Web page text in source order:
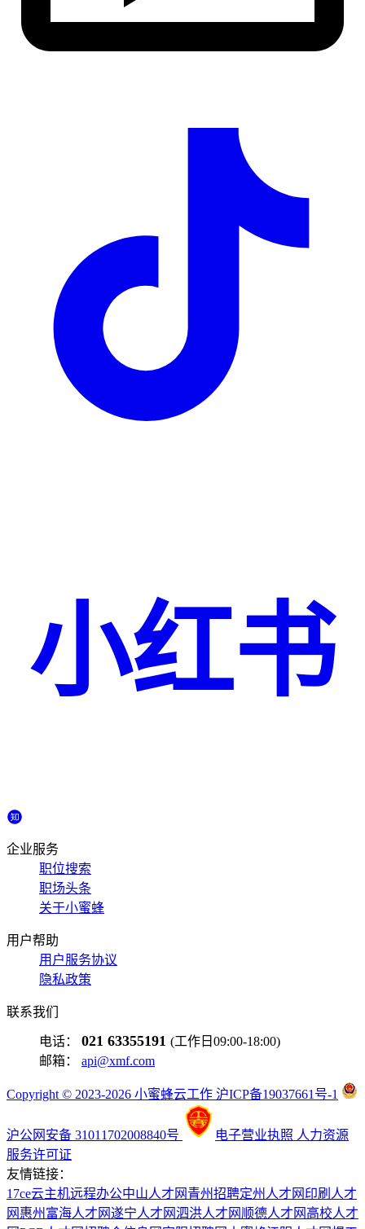
小红书
企业服务
职位搜索
职场头条
关于小蜜蜂
用户帮助
用户服务协议
隐私政策
联系我们
电话： 021 63355191 (工作日09:00-18:00)
邮箱： api@xmf.com
Copyright © 2023-2026 小蜜蜂云工作 沪ICP备19037661号-1
沪公网安备 31011702008840号 电子营业执照 人力资源
服务许可证
友情链接：
17ce云主机远程办公中山人才网 青州招聘定州人才网 印刷人才
网 惠州富海人才网遂宁人才网泗洪人才网 顺德人才网 高校人才